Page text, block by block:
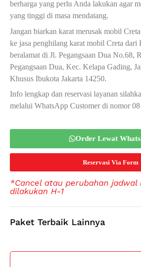
berharga yang perlu Anda lakukan agar
yang tinggi di masa mendatang.
Jangan biarkan karat merusak mobil
ke jasa penghilang karat mobil Creta dari
beralamat di Jl. Pegangsaan Dua No.68,
Pegangsaan Dua, Kec. Kelapa Gading,
Khusus Ibukota Jakarta 14250.
Info lengkap dan reservasi layanan
melalui WhatsApp Customer di nomor
Order Lewat
Reservasi Via Form
*Cancel atau perubahan jadwal
dilakukan H-1
Paket Terbaik Lainnya